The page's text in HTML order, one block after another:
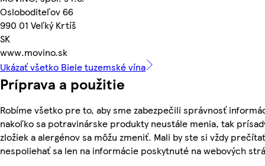
Osloboditeľov 66
990 01 Veľký Krtíš
SK
www.movino.sk
Ukázať všetko Biele tuzemské vína
Príprava a použitie
Robíme všetko pre to, aby sme zabezpečili správnosť
nakoľko sa potravinárske produkty neustále menia, tak
zložiek a alergénov sa môžu zmeniť. Mali by ste si vždy
nespoliehať sa len na informácie poskytnuté na webových